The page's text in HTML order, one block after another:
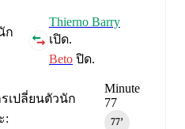
ก
Thierno Barry
เปิด.
Beto ปิด.
Minute
77
77‎’‎
เปลี่ยนตัวนัก
: